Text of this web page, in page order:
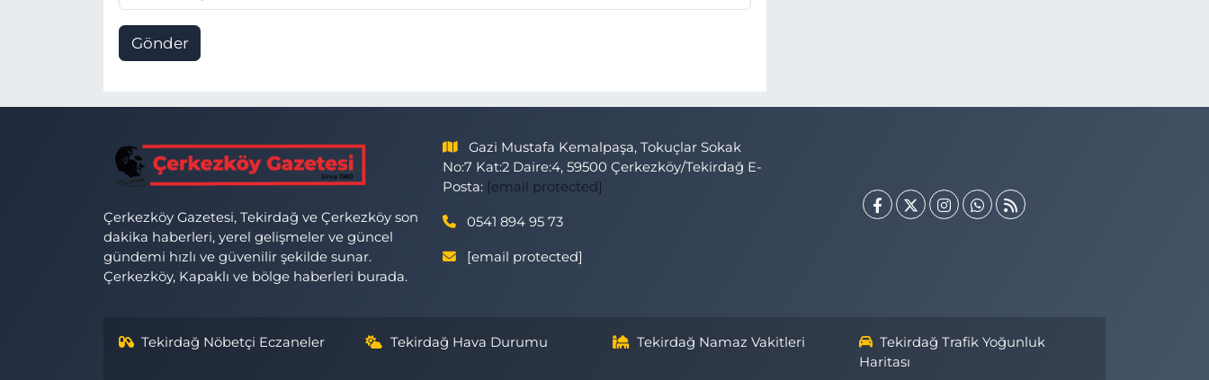
Gönder
Çerkezköy Gazetesi, Tekirdağ ve Çerkezköy son
dakika haberleri, yerel gelişmeler ve güncel
gündemi hızlı ve güvenilir şekilde sunar.
Çerkezköy, Kapaklı ve bölge haberleri burada.
Gazi Mustafa Kemalpaşa, Tokuçlar Sokak
No:7 Kat:2 Daire:4, 59500 Çerkezköy/Tekirdağ E-
Posta: [email protected]
0541 894 95 73
[email protected]
Tekirdağ Nöbetçi Eczaneler Tekirdağ Hava Durumu Tekirdağ Namaz Vakitleri
Tekirdağ Trafik Yoğunluk
Haritası